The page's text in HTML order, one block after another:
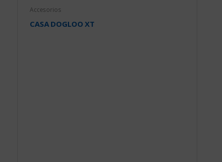
Accesorios
CASA DOGLOO XT